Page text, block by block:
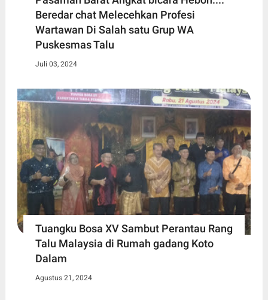
Beredar chat Melecehkan Profesi
Wartawan Di Salah satu Grup WA
Puskesmas Talu
Juli 03, 2024
Tuangku Bosa XV Sambut Perantau Rang
Talu Malaysia di Rumah gadang Koto
Dalam
Agustus 21, 2024